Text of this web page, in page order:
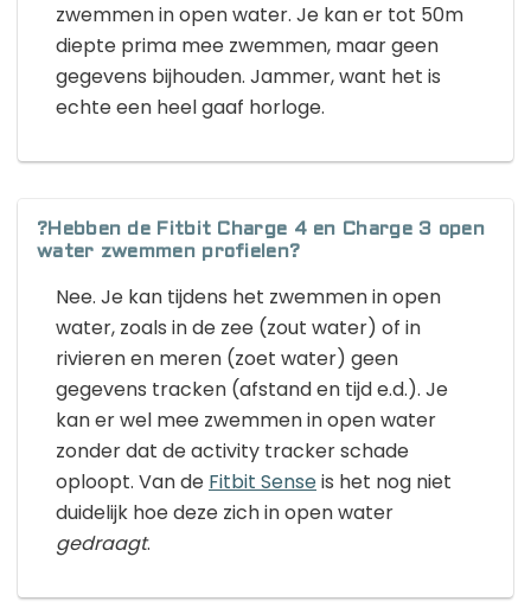
zwemmen in open water. Je kan er tot 50m
diepte prima mee zwemmen, maar geen
gegevens bijhouden. Jammer, want het is
echte een heel gaaf horloge.
?Hebben de Fitbit Charge 4 en Charge 3 open
water zwemmen profielen?
Nee. Je kan tijdens het zwemmen in open
water, zoals in de zee (zout water) of in
rivieren en meren (zoet water) geen
gegevens tracken (afstand en tijd e.d.). Je
kan er wel mee zwemmen in open water
zonder dat de activity tracker schade
oploopt. Van de Fitbit Senseis het nog niet
duidelijk hoe deze zich in open water
gedraagt.